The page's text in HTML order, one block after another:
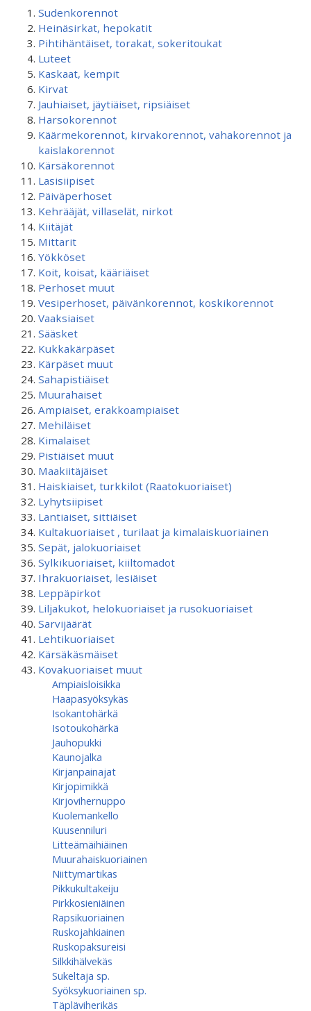
Sudenkorennot
Heinäsirkat, hepokatit
Pihtihäntäiset, torakat, sokeritoukat
Luteet
Kaskaat, kempit
Kirvat
Jauhiaiset, jäytiäiset, ripsiäiset
Harsokorennot
Käärmekorennot, kirvakorennot, vahakorennot ja
kaislakorennot
Kärsäkorennot
Lasisiipiset
Päiväperhoset
Kehrääjät, villaselät, nirkot
Kiitäjät
Mittarit
Yökköset
Koit, koisat, kääriäiset
Perhoset muut
Vesiperhoset, päivänkorennot, koskikorennot
Vaaksiaiset
Sääsket
Kukkakärpäset
Kärpäset muut
Sahapistiäiset
Muurahaiset
Ampiaiset, erakkoampiaiset
Mehiläiset
Kimalaiset
Pistiäiset muut
Maakiitäjäiset
Haiskiaiset, turkkilot (Raatokuoriaiset)
Lyhytsiipiset
Lantiaiset, sittiäiset
Kultakuoriaiset , turilaat ja kimalaiskuoriainen
Sepät, jalokuoriaiset
Sylkikuoriaiset, kiiltomadot
Ihrakuoriaiset, lesiäiset
Leppäpirkot
Liljakukot, helokuoriaiset ja rusokuoriaiset
Sarvijäärät
Lehtikuoriaiset
Kärsäkäsmäiset
Kovakuoriaiset muut
Ampiaisloisikka
Haapasyöksykäs
Isokantohärkä
Isotoukohärkä
Jauhopukki
Kaunojalka
Kirjanpainajat
Kirjopimikkä
Kirjovihernuppo
Kuolemankello
Kuusenniluri
Litteämäihiäinen
Muurahaiskuoriainen
Niittymartikas
Pikkukultakeiju
Pirkkosieniäinen
Rapsikuoriainen
Ruskojahkiainen
Ruskopaksureisi
Silkkihälvekäs
Sukeltaja sp.
Syöksykuoriainen sp.
Täpläviherikäs